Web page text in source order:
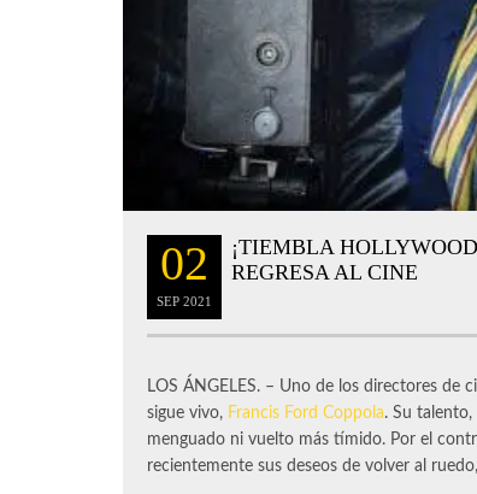
02
SEP 2021
¡TIEMBLA
REGRESA AL CINE
LOS ÁNGELES. – Uno de los directores de
sigue vivo, Francis Ford Coppola. Su talento,
menguado ni vuelto más tímido. Por el
recientemente sus deseos de volver al